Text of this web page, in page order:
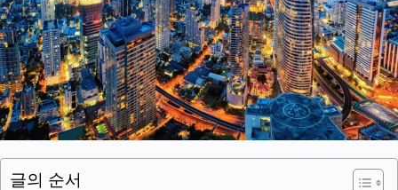
글의 순서